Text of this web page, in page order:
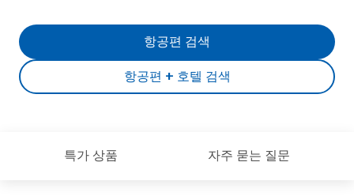
항공편 + 호텔 검색
항공편 검색
특가 상품 자주 묻는 질문